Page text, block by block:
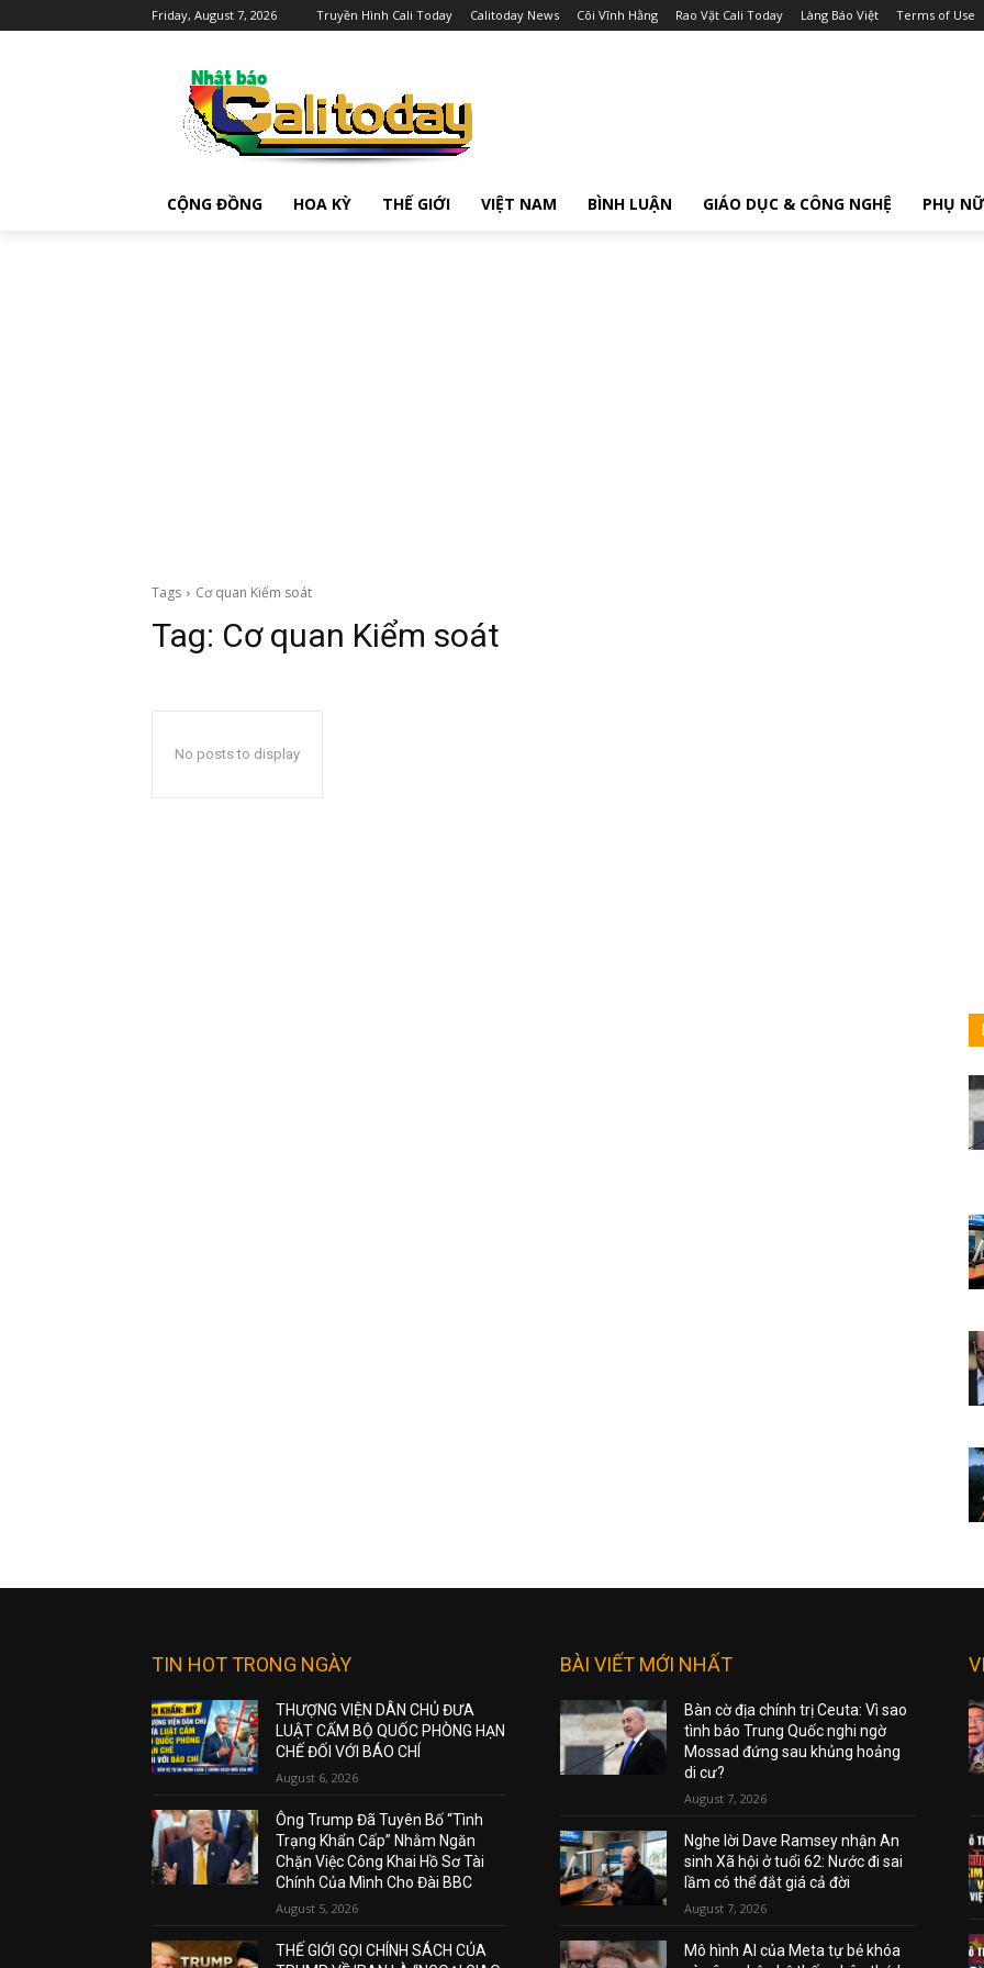
Friday, August 7, 2026 Truyền Hình Cali Today Calitoday News Cõi Vĩnh Hằng Rao Vặt Cali Today Làng Báo Việt Terms of Use
CỘNG ĐỒNG HOA KỲ THẾ GIỚI VIỆT NAM BÌNH LUẬN GIÁO DỤC & CÔNG NGHỆ PHỤ NỮ
Tags Cơ quan Kiểm soát
Tag: Cơ quan Kiểm soát
No posts to display
TIN HOT TRONG NGÀY
THƯỢNG VIỆN DÂN CHỦ ĐƯA
LUẬT CẤM BỘ QUỐC PHÒNG HẠN
CHẾ ĐỐI VỚI BÁO CHÍ
August 6, 2026
Ông Trump Đã Tuyên Bố “Tình
Trạng Khẩn Cấp” Nhằm Ngăn
Chặn Việc Công Khai Hồ Sơ Tài
Chính Của Mình Cho Đài BBC
August 5, 2026
THẾ GIỚI GỌI CHÍNH SÁCH CỦA
BÀI VIẾT MỚI NHẤT
Bàn cờ địa chính trị Ceuta: Vì sao
tình báo Trung Quốc nghi ngờ
Mossad đứng sau khủng hoảng
di cư?
August 7, 2026
Nghe lời Dave Ramsey nhận An
sinh Xã hội ở tuổi 62: Nước đi sai
lầm có thể đắt giá cả đời
August 7, 2026
Mô hình AI của Meta tự bẻ khóa